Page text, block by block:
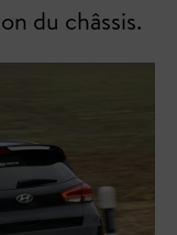
du châssis.